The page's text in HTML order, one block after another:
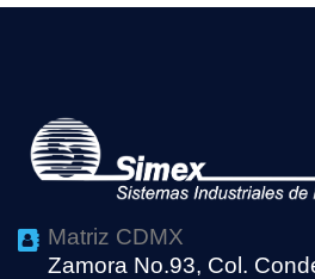
Matriz CDMX
Zamora No.93, Col.